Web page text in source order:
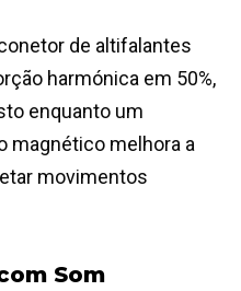
de altifalantes
harmónica em 50%,
enquanto um
magnético melhora a
movimentos
Som